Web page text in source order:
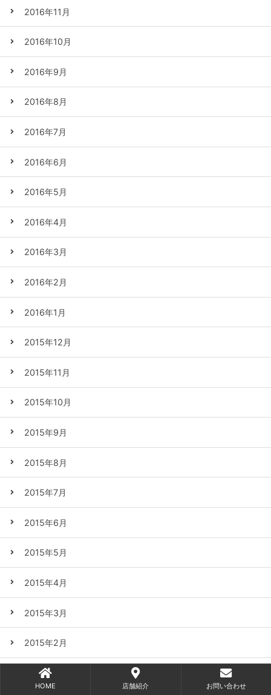
2016年11月
2016年10月
2016年9月
2016年8月
2016年7月
2016年6月
2016年5月
2016年4月
2016年3月
2016年2月
2016年1月
2015年12月
2015年11月
2015年10月
2015年9月
2015年8月
2015年7月
2015年6月
2015年5月
2015年4月
2015年3月
2015年2月
2015年1月
HOME 店舗紹介 お問い合わせ